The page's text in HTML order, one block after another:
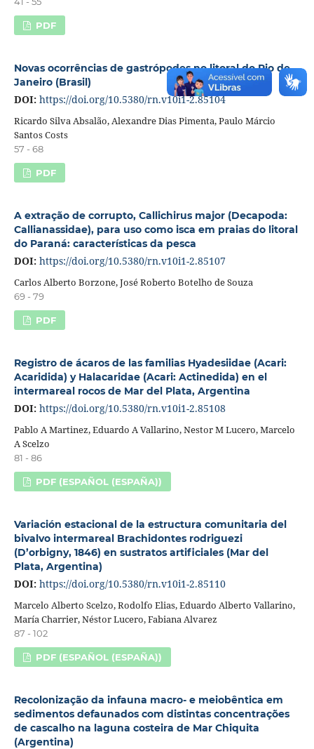
PDF
Novas ocorrências de gastrópodes no litoral do Rio de
Janeiro (Brasil)
DOI: https://doi.org/10.5380/rn.v10i1-2.85104
Ricardo Silva Absalão, Alexandre Dias Pimenta, Paulo Márcio
Santos Costs
57 - 68
PDF
A extração de corrupto, Callichirus major (Decapoda:
Callianassidae), para uso como isca em praias do litoral
do Paraná: características da pesca
DOI: https://doi.org/10.5380/rn.v10i1-2.85107
Carlos Alberto Borzone, José Roberto Botelho de Souza
69 - 79
PDF
Registro de ácaros de las familias Hyadesiidae (Acari:
Acaridida) y Halacaridae (Acari: Actinedida) en el
intermareal rocos de Mar del Plata, Argentina
DOI: https://doi.org/10.5380/rn.v10i1-2.85108
Pablo A Martinez, Eduardo A Vallarino, Nestor M Lucero, Marcelo
A Scelzo
81 - 86
PDF (ESPAÑOL (ESPAÑA))
Variación estacional de la estructura comunitaria del
bivalvo intermareal Brachidontes rodriguezi
(D’orbigny, 1846) en sustratos artificiales (Mar del
Plata, Argentina)
DOI: https://doi.org/10.5380/rn.v10i1-2.85110
Marcelo Alberto Scelzo, Rodolfo Elias, Eduardo Alberto Vallarino,
María Charrier, Néstor Lucero, Fabiana Alvarez
87 - 102
PDF (ESPAÑOL (ESPAÑA))
Recolonização da infauna macro- e meiobêntica em
sedimentos defaunados com distintas concentrações
de cascalho na laguna costeira de Mar Chiquita
(Argentina)